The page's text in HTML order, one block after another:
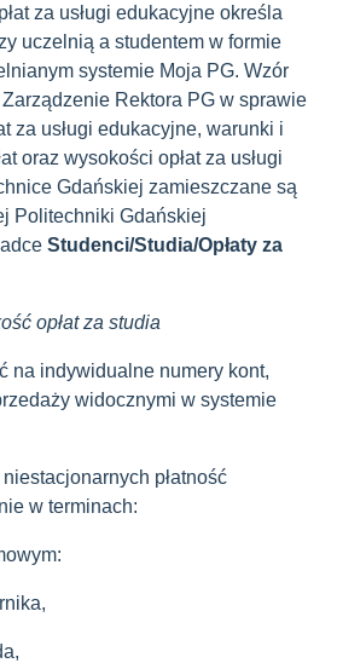
za usługi edukacyjne określa
uczelnią a studentem w formie
systemie Moja PG. Wzór
Rektora PG w sprawie
za usługi edukacyjne, warunki i
oraz wysokości opłat za usługi
Gdańskiej zamieszczane są
Politechniki Gdańskiej
Studenci/Studia/Opłaty za
opłat za studia
na indywidualne numery kont,
widocznymi w systemie
płatność
w terminach: